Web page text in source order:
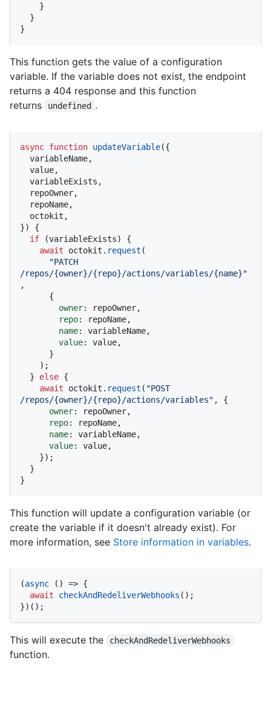
}
This function gets the value of a configuration
variable. If the variable does not exist, the endpoint
returns a 404 response and this function
returns
undefined .
async function updateVariable({
}) {
if (variableExists) {
await octokit. request (
"PATCH
/repos/{owner}/{repo}/actions/variables/{name}"
,
owner: repoOwner,
repo: repoName,
name: variableName,
value: value,
  }
else {
await octokit. request ( "POST
/repos/{owner}/{repo}/actions/variables" , {
owner: repoOwner,
repo: repoName,
name: variableName,
value: value,
}
This function will update a configuration variable (or
create the variable if it doesn't already exist). For
more information, see Store information in variables.
(async () => {
await
checkAndRedeliverWebhooks ();
})();
This will execute the checkAndRedeliverWebhooks
function.